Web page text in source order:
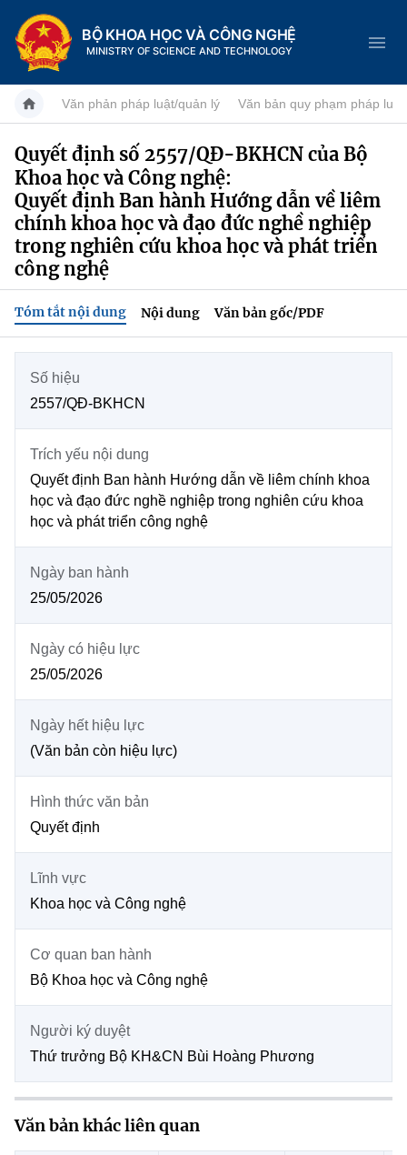
BỘ KHOA HỌC VÀ CÔNG NGHỆ
MINISTRY OF SCIENCE AND TECHNOLOGY
Danh mục
Trang chủ
Giới thiệu
Chức năng nhiệm vụ
Lịch sử phát triển
Sở Khoa học và Công nghệ
Tin tức sự kiện
Đổi mới sáng tạo
Chuyển đổi số
Bưu chính, Viễn thông
Sở hữu trí tuệ
Tiêu chuẩn, đo lường, chất lượng
Tin tổng hợp
Tin địa phương
Hệ thống văn bản
Văn bản QPPL
Văn bản chỉ đạo điều hành
Lấy ý kiến người dân về dự thảo VBQPPL
MST IOFFICE
Khoa học và Công nghệ
Chuyển đổi số
Bưu chính, Viễn thông
Tiêu chuẩn, đo lường, chất lượng
Năng lượng nguyên tử
Multimedia
THƯ ĐIỆN TỬ
Khác
Videos
Infographic
Voice
Chọn ngôn ngữ
BỘ KHOA HỌC VÀ CÔNG NGHỆ
MINISTRY OF SCIENCE AND TECHNOLOGY
Điều khoản sử dụng Theo dõi MST: Góp ý
Cơ quan chủ quản: Bộ Khoa học và Công nghệ (MST)
Chịu trách nhiệm nội dung: Nguyễn Thị Hải Hằng
Liên hệ
Văn phản pháp luật/quản lý Văn bản quy phạm pháp luật
Quyết định số 2557/QĐ-BKHCN của Bộ
Khoa học và Công nghệ:
Quyết định Ban hành Hướng dẫn về liêm
chính khoa học và đạo đức nghề nghiệp
trong nghiên cứu khoa học và phát triển
công nghệ
Tóm tắt nội dung Nội dung Văn bản gốc/PDF
Số hiệu
2557/QĐ-BKHCN
Trích yếu nội dung
Quyết định Ban hành Hướng dẫn về liêm chính khoa
học và đạo đức nghề nghiệp trong nghiên cứu khoa
học và phát triển công nghệ
Ngày ban hành
25/05/2026
Ngày có hiệu lực
25/05/2026
Ngày hết hiệu lực
(Văn bản còn hiệu lực)
Hình thức văn bản
Quyết định
Lĩnh vực
Khoa học và Công nghệ
Cơ quan ban hành
Bộ Khoa học và Công nghệ
Người ký duyệt
Thứ trưởng Bộ KH&CN Bùi Hoàng Phương
Văn bản khác liên quan